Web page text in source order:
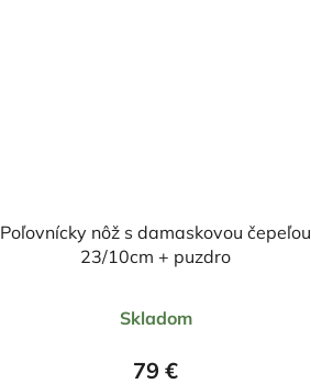
Poľovnícky nôž s damaskovou čepeľou
23/10cm + puzdro
hodnotenie
produktu
Skladom
79 €